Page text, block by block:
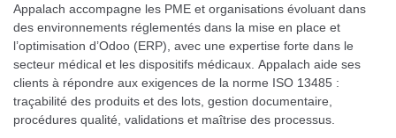
Appalach accompagne les PME et organisations évoluant dans
des environnements réglementés dans la mise en place et
l’optimisation d’Odoo (ERP), avec une expertise forte dans le
secteur médical et les dispositifs médicaux. Appalach aide ses
clients à répondre aux exigences de la norme ISO 13485 :
traçabilité des produits et des lots, gestion documentaire,
procédures qualité, validations et maîtrise des processus.